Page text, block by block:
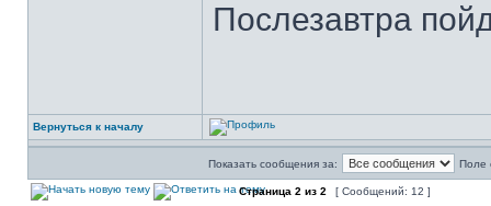
Послезавтра
Вернуться к началу
Показать сообщения за: Поле
Страница 2 из 2 [ Сообщений: 12 ]